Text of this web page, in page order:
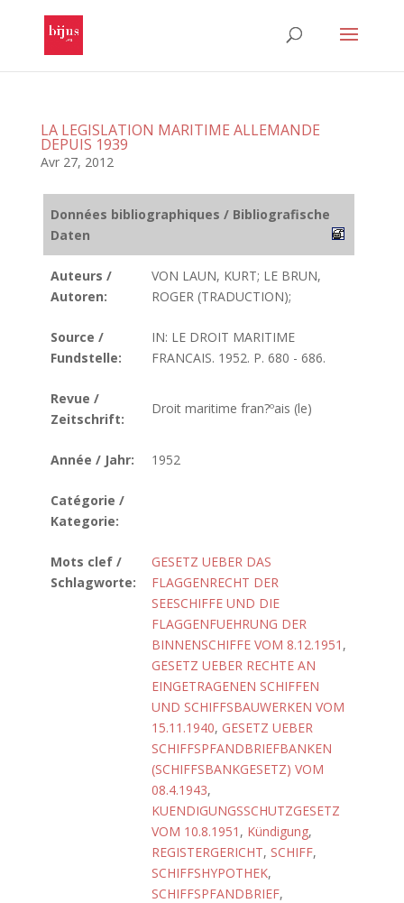
LA LEGISLATION MARITIME ALLEMANDE
DEPUIS 1939
Avr 27, 2012
Données bibliographiques / Bibliografische
Daten
Auteurs /
Autoren:
VON LAUN, KURT; LE BRUN,
ROGER (TRADUCTION);
Source /
Fundstelle:
IN: LE DROIT MARITIME
FRANCAIS. 1952. P. 680 - 686.
Revue /
Zeitschrift:
Droit maritime fran?ºais (le)
Année / Jahr: 1952
Catégorie /
Kategorie:
Mots clef /
Schlagworte:
GESETZ UEBER DAS
FLAGGENRECHT DER
SEESCHIFFE UND DIE
FLAGGENFUEHRUNG DER
BINNENSCHIFFE VOM 8.12.1951 ,
GESETZ UEBER RECHTE AN
EINGETRAGENEN SCHIFFEN
UND SCHIFFSBAUWERKEN VOM
15.11.1940, GESETZ UEBER
SCHIFFSPFANDBRIEFBANKEN
(SCHIFFSBANKGESETZ) VOM
08.4.1943,
KUENDIGUNGSSCHUTZGESETZ
VOM 10.8.1951 , Kündigung,
REGISTERGERICHT, SCHIFF,
SCHIFFSHYPOTHEK,
SCHIFFSPFANDBRIEF,